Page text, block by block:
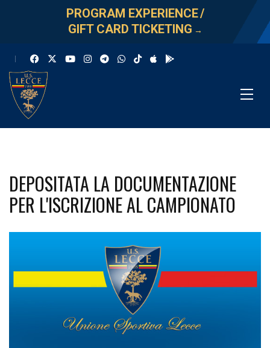
PROGRAM EXPERIENCE/
GIFT CARD TICKETING →
DEPOSITATA LA DOCUMENTAZIONE
PER L'ISCRIZIONE AL CAMPIONATO